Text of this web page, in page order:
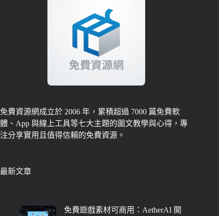
免費資源網成立於 2006 年，累積超過 7000 篇免費軟
體、App 與線上工具等七大主題的圖文教學與心得，專
注分享實用且值得信賴的免費資源。
最新文章
免費遊戲素材可商用：AetherAI 開